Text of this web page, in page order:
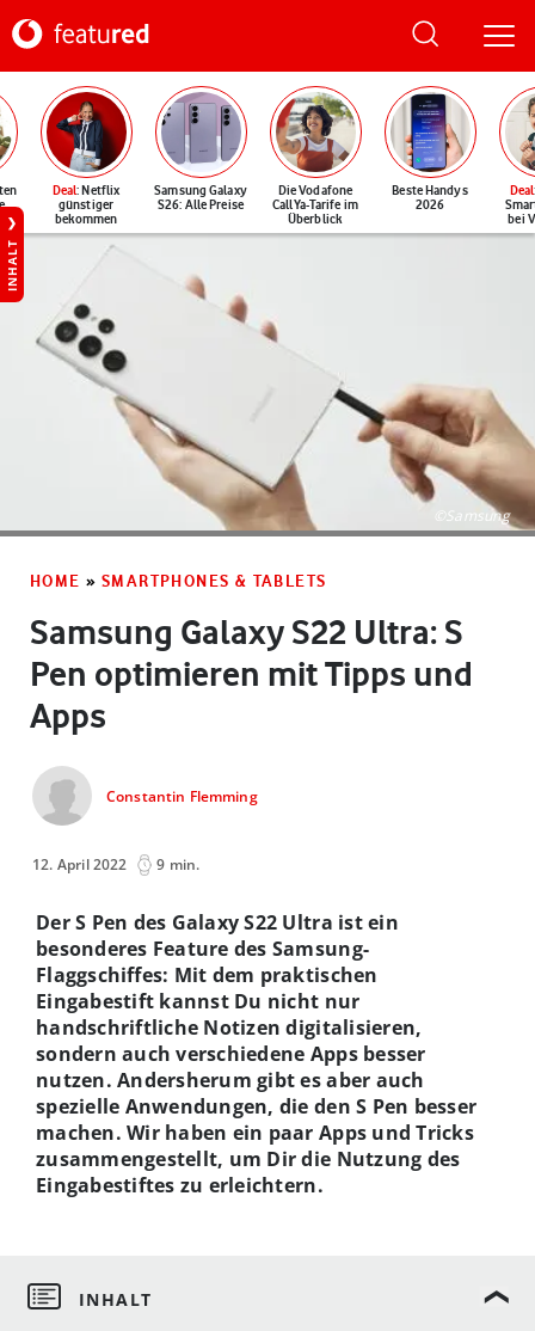
Deal: Netflix
günstiger
bekommen
Samsung Galaxy
S26: Alle Preise
Die Vodafone
CallYa-Tarife im
Überblick
Beste Handys
2026
Deal
bei
INHALT
©Samsung
HOME » SMARTPHONES & TABLETS
Samsung Galaxy S22 Ultra: S
Pen optimieren mit Tipps und
Apps
Constantin Flemming
12. April 2022 9 min.
Der S Pen des Galaxy S22 Ultra ist ein
besonderes Feature des Samsung-
Flaggschiffes: Mit dem praktischen
Eingabestift kannst Du nicht nur
handschriftliche Notizen digitalisieren,
sondern auch verschiedene Apps besser
nutzen. Andersherum gibt es aber auch
spezielle Anwendungen, die den S Pen besser
machen. Wir haben ein paar Apps und Tricks
zusammengestellt, um Dir die Nutzung des
Eingabestiftes zu erleichtern.